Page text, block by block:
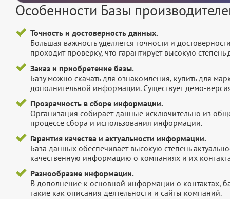
Особенности Базы
Точность и достоверность данных.
Большая важность уделяется точности и
проходит проверку, что гарантирует высокую
Заказ и приобретение базы.
Базу можно скачать для ознакомления, купить для
дополнительной информации. Существует демо-
Прозрачность в сборе информации.
Организация собирает данные исключительно из
процессе сбора и использования информации.
Гарантия качества и актуальности информации.
База данных обеспечивает высокую степень
качественную информацию о компаниях и их
Разнообразие информации.
В дополнение к основной информации о контактах,
такие как описания деятельности и сайты компаний.